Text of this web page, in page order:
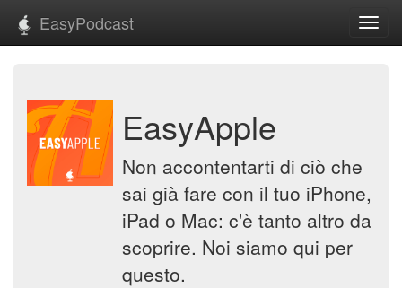
EasyPodcast
EasyApple
Non accontentarti di ciò che
sai già fare con il tuo iPhone,
iPad o Mac: c'è tanto altro da
scoprire. Noi siamo qui per
questo.